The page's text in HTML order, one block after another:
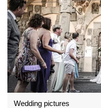
Wedding pictures